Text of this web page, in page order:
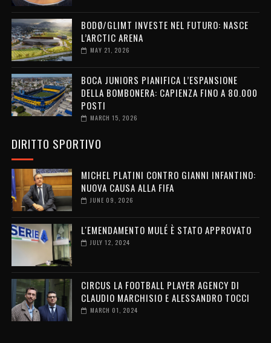
BODØ/GLIMT INVESTE NEL FUTURO: NASCE
L’ARCTIC ARENA
MAY 21, 2026
BOCA JUNIORS PIANIFICA L’ESPANSIONE
DELLA BOMBONERA: CAPIENZA FINO A 80.000
POSTI
MARCH 15, 2026
DIRITTO SPORTIVO
MICHEL PLATINI CONTRO GIANNI INFANTINO:
NUOVA CAUSA ALLA FIFA
JUNE 09, 2026
L'EMENDAMENTO MULÉ È STATO APPROVATO
JULY 12, 2024
CIRCUS LA FOOTBALL PLAYER AGENCY DI
CLAUDIO MARCHISIO E ALESSANDRO TOCCI
MARCH 01, 2024